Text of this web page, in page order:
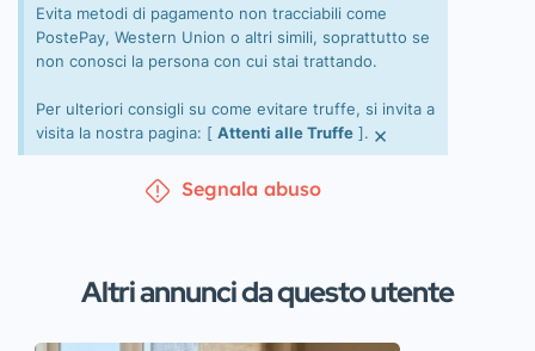
Evita metodi di pagamento non tracciabili come
PostePay, Western Union o altri simili, soprattutto se
non conosci la persona con cui stai trattando.
Per ulteriori consigli su come evitare truffe, si invita a
visita la nostra pagina: [ Attenti alle Truffe ]. ×
Segnala abuso
Altri annunci da questo utente